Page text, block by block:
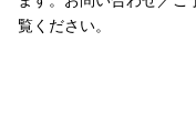
覧ください。